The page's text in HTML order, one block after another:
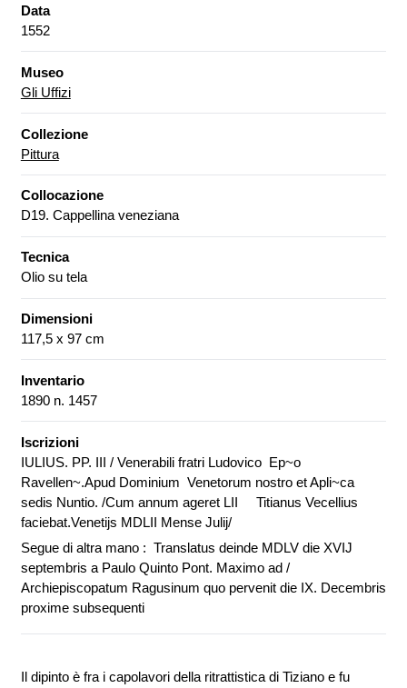
Data
1552
Museo
Gli Uffizi
Collezione
Pittura
Collocazione
D19. Cappellina veneziana
Tecnica
Olio su tela
Dimensioni
117,5 x 97 cm
Inventario
1890 n. 1457
Iscrizioni
IULIUS. PP. III / Venerabili fratri Ludovico Ep~o
Ravellen~.Apud Dominium Venetorum nostro et Apli~ca
sedis Nuntio. /Cum annum ageret LII Titianus Vecellius
faciebat.Venetijs MDLII Mense Julij/
Segue di altra mano : Translatus deinde MDLV die XVIJ
septembris a Paulo Quinto Pont. Maximo ad /
Archiepiscopatum Ragusinum quo pervenit die IX. Decembris
proxime subsequenti
Il dipinto è fra i capolavori della ritrattistica di Tiziano e fu